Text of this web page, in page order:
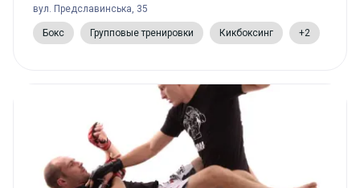
вул. Предславинська, 35
Бокс Групповые тренировки Кикбоксинг +2